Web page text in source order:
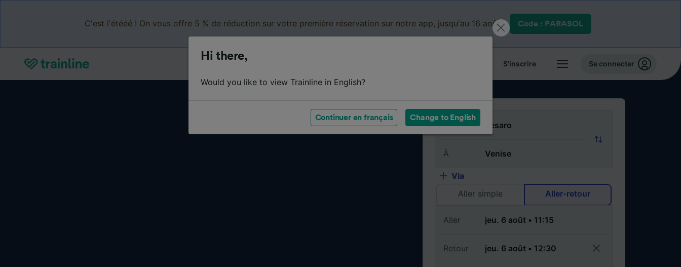
C'est l'étééé ! On vous offre 5 % de réduction sur votre première réservation sur notre app, jusqu'au 16 août. Code : PARASOL
S'inscrire Se connecter
De
À
Via
Aller simple
Aller-retour
Aller
Retour
Hi there,
Would you like to view Trainline in English?
Continuer en français Change to English